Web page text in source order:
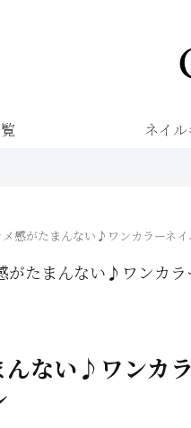
ネイル
メ感がたまんない♪ワンカラーネ
がたまんない♪ワンカ
ない♪ワンカ